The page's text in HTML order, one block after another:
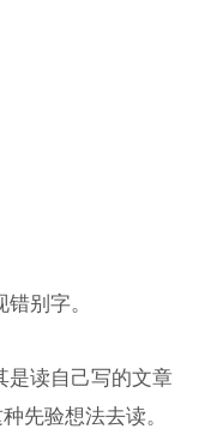
别字。
是读自己写的文章
先验想法去读。